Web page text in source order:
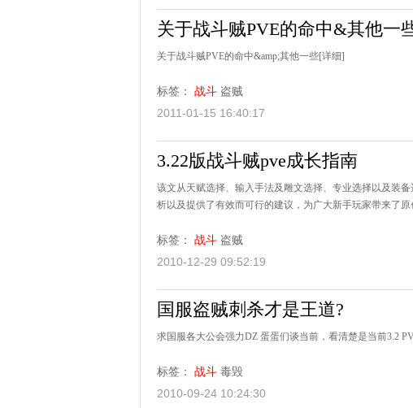
关于战斗贼PVE的命中&其他一
关于战斗贼PVE的命中&amp;其他一些[详细]
标签： 战斗 盗贼
2011-01-15 16:40:17
3.22版战斗贼pve成长指南
该文从天赋选择、输入手法及雕文选择、专业选择以及装
析以及提供了有效而可行的建议，为广大新手玩家带来了原
标签： 战斗 盗贼
2010-12-29 09:52:19
国服盗贼刺杀才是王道?
求国服各大公会强力DZ 蛋蛋们谈当前，看清楚是当前3.2
标签： 战斗 毒毁
2010-09-24 10:24:30